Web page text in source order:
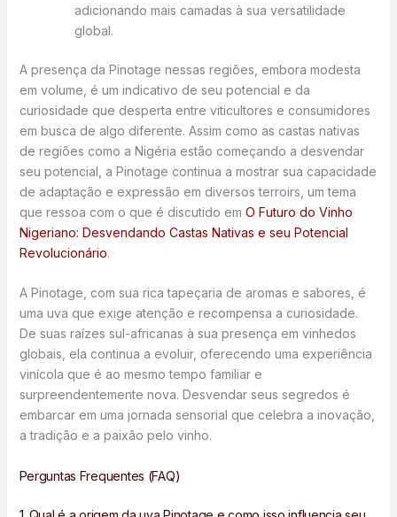
adicionando mais camadas à sua versatilidade
global.
A presença da Pinotage nessas regiões, embora modesta
em volume, é um indicativo de seu potencial e da
curiosidade que desperta entre viticultores e consumidores
em busca de algo diferente. Assim como as castas nativas
de regiões como a Nigéria estão começando a desvendar
seu potencial, a Pinotage continua a mostrar sua capacidade
de adaptação e expressão em diversos terroirs, um tema
que ressoa com o que é discutido em O Futuro do Vinho
Nigeriano: Desvendando Castas Nativas e seu Potencial
Revolucionário.
A Pinotage, com sua rica tapeçaria de aromas e sabores, é
uma uva que exige atenção e recompensa a curiosidade.
De suas raízes sul-africanas à sua presença em vinhedos
globais, ela continua a evoluir, oferecendo uma experiência
vinícola que é ao mesmo tempo familiar e
surpreendentemente nova. Desvendar seus segredos é
embarcar em uma jornada sensorial que celebra a inovação,
a tradição e a paixão pelo vinho.
Perguntas Frequentes (FAQ)